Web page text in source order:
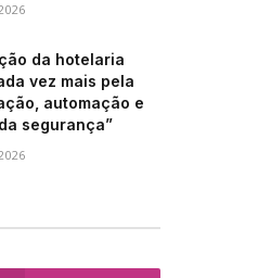
da hotelaria
vez mais pela
automação e
segurança”